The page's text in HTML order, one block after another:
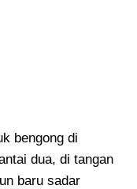
bengong di
dua, di tangan
baru sadar